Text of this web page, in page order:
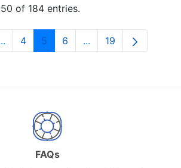
of 184 entries.
Intermediate Pages Use TAB to
Page
4 Page
5 Page
6 ...Intermediate Pages
Page
19
FAQs